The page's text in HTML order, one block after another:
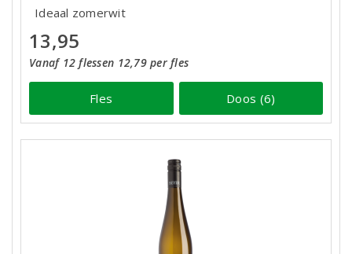
Ideaal zomerwit
13,95
Vanaf 12 flessen 12,79 per fles
Fles Doos (6)